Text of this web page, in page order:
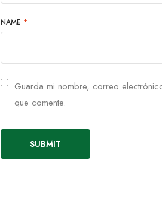
NAME *
Guarda mi nombre, correo
que comente.